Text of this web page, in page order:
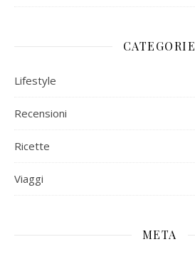
CATEGORIE
Lifestyle
Recensioni
Ricette
Viaggi
META